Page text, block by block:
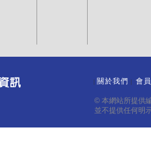
關於我們 會
© 本網站所提供
並不提供任何明